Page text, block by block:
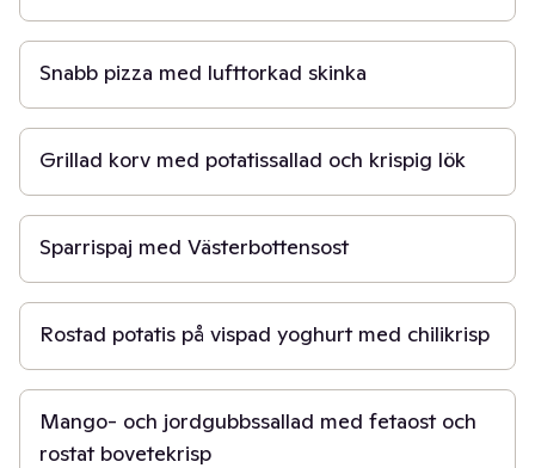
15 min
Snabb pizza med lufttorkad skinka
10 min
Grillad korv med potatissallad och krispig lök
50 min
Sparrispaj med Västerbottensost
40 min
Rostad potatis på vispad yoghurt med chilikrisp
20 min
Mango- och jordgubbssallad med fetaost och
rostat bovetekrisp